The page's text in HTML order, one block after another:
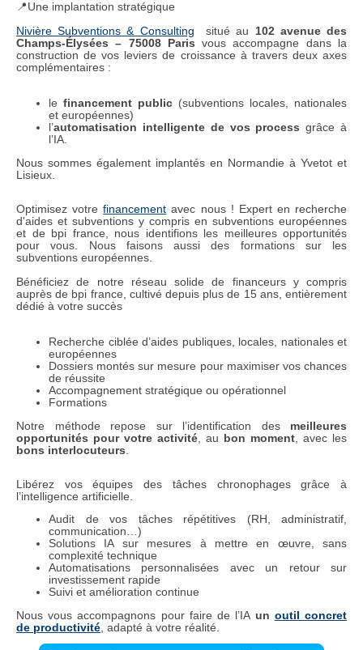
📍Une implantation stratégique
Nivière Subventions & Consulting situé au 102 avenue des
Champs-Élysées – 75008 Paris vous accompagne dans la
construction de vos leviers de croissance à travers deux axes
complémentaires :
le financement public (subventions locales, nationales
et européennes)
l’automatisation intelligente de vos process grâce à
l’IA.
Nous sommes également implantés en Normandie à Yvetot et
Lisieux.
Optimisez votrefinancement avec nous ! Expert en recherche
d'aides et subventions y compris en subventions européennes
et de bpi france, nous identifions les meilleures opportunités
pour vous. Nous faisons aussi des formations sur les
subventions européennes.
Bénéficiez de notre réseau solide de financeurs y compris
auprès de bpi france, cultivé depuis plus de 15 ans, entièrement
dédié à votre succès
Recherche ciblée d’aides publiques, locales, nationales et
européennes
Dossiers montés sur mesure pour maximiser vos chances
de réussite
Accompagnement stratégique ou opérationnel
Formations
Notre méthode repose sur l’identification des meilleures
opportunités pour votre activité , au bon moment , avec les
bons interlocuteurs
Libérez vos équipes des tâches chronophages grâce à
l’intelligence artificielle.
Audit de vos tâches répétitives (RH, administratif,
communication…)
Solutions IA sur mesures à mettre en œuvre, sans
complexité technique
Automatisations personnalisées avec un retour sur
investissement rapide
Suivi et amélioration continue
Nous vous accompagnons pour faire de l’IA un outil concret
de productivité, adapté à votre réalité.